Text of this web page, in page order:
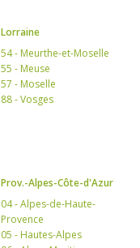
Lorraine
54 - Meurthe-et-Moselle
55 - Meuse
57 - Moselle
88 - Vosges
Prov.-Alpes-Côte-d'Azur
04 - Alpes-de-Haute-
Provence
05 - Hautes-Alpes